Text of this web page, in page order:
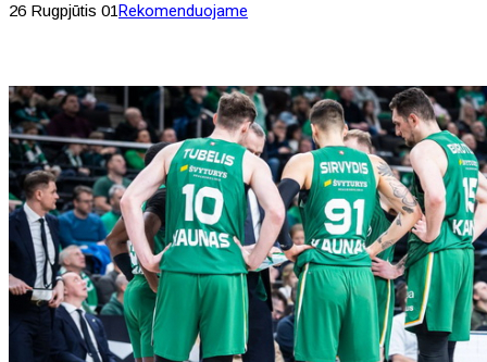
26 Rugpjūtis 01Rekomenduojame